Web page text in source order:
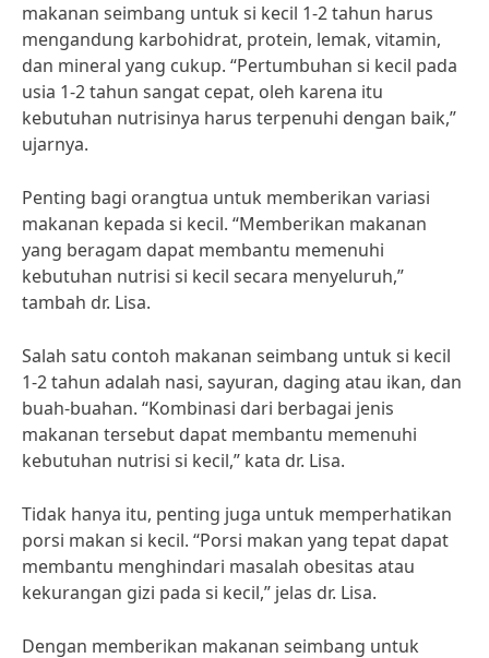
makanan seimbang untuk si kecil 1-2 tahun harus
mengandung karbohidrat, protein, lemak, vitamin,
dan mineral yang cukup. “Pertumbuhan si kecil pada
usia 1-2 tahun sangat cepat, oleh karena itu
kebutuhan nutrisinya harus terpenuhi dengan baik,”
ujarnya.
Penting bagi orangtua untuk memberikan variasi
makanan kepada si kecil. “Memberikan makanan
yang beragam dapat membantu memenuhi
kebutuhan nutrisi si kecil secara menyeluruh,”
tambah dr. Lisa.
Salah satu contoh makanan seimbang untuk si kecil
1-2 tahun adalah nasi, sayuran, daging atau ikan, dan
buah-buahan. “Kombinasi dari berbagai jenis
makanan tersebut dapat membantu memenuhi
kebutuhan nutrisi si kecil,” kata dr. Lisa.
Tidak hanya itu, penting juga untuk memperhatikan
porsi makan si kecil. “Porsi makan yang tepat dapat
membantu menghindari masalah obesitas atau
kekurangan gizi pada si kecil,” jelas dr. Lisa.
Dengan memberikan makanan seimbang untuk